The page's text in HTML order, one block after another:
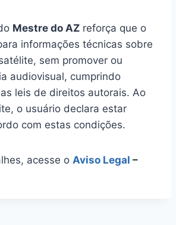
Mestre do AZ reforça que o
informações técnicas sobre
sem promover ou
audiovisual, cumprindo
leis de direitos autorais. Ao
o usuário declara estar
com estas condições.
acesse o Aviso Legal –